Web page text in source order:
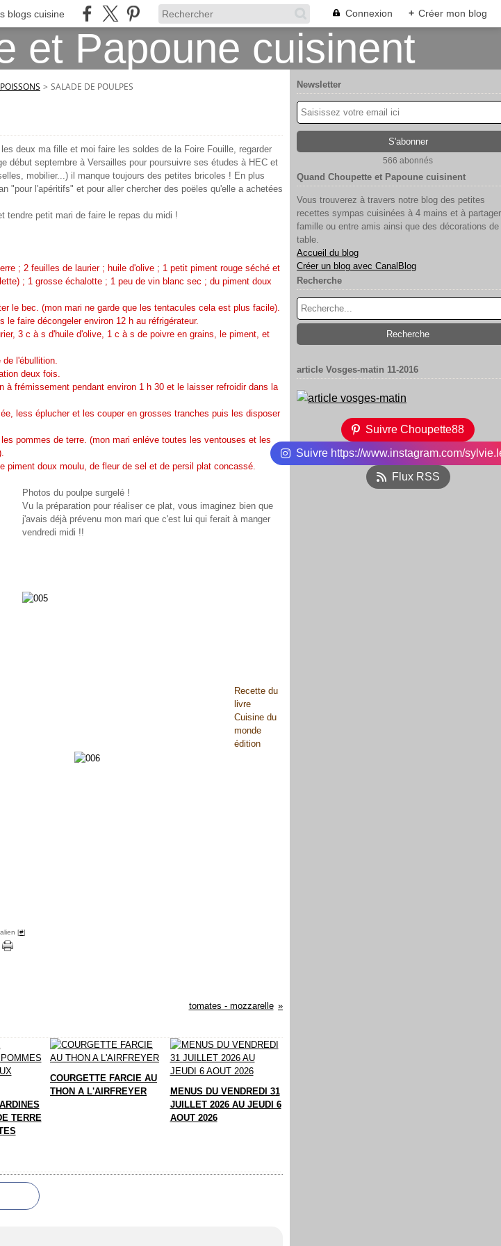
blogs cuisine Connexion + Créer mon blog
POISSONS > SALADE DE POULPES
deux ma fille et moi faire les soldes de la Foire Fouille, regarder
début septembre à Versailles pour poursuivre ses études à HEC et
mobilier...) il manque toujours des petites bricoles ! En plus
"pour l'apéritifs" et pour aller chercher des poëles qu'elle a achetées
tendre petit mari de faire le repas du midi !
; 2 feuilles de laurier ; huile d'olive ; 1 petit piment rouge séché et
; 1 grosse échalotte ; 1 peu de vin blanc sec ; du piment doux
le bec. (mon mari ne garde que les tentacules cela est plus facile).
le faire décongeler environ 12 h au réfrigérateur.
3 c à s d'huile d'olive, 1 c à s de poivre en grains, le piment, et
de l'ébullition.
deux fois.
à frémissement pendant environ 1 h 30 et le laisser refroidir dans la
less éplucher et les couper en grosses tranches puis les disposer
pommes de terre. (mon mari enléve toutes les ventouses et les
piment doux moulu, de fleur de sel et de persil plat concassé.
Photos du poulpe surgelé !
Vu la préparation pour réaliser ce plat, vous imaginez bien que
j'avais déjà prévenu mon mari que c'est lui qui ferait à manger
vendredi midi !!
Recette du
livre
Cuisine du
monde
édition
[#]
tomates - mozzarelle
TERRE
COURGETTE FARCIE AU
THON A L'AIRFREYER
MENUS DU VENDREDI 31
JUILLET 2026 AU JEUDI 6
AOUT 2026
Newsletter
566 abonnés
Quand Choupette et Papoune cuisinent
Vous trouverez à travers notre blog des petites
recettes sympas cuisinées à 4 mains et à
famille ou entre amis ainsi que des décorations de
table.
Accueil du blog
Créer un blog avec CanalBlog
Recherche
article Vosges-matin 11-2016
Suivre Choupette88
Suivre https://www.instagram.com/
Flux RSS